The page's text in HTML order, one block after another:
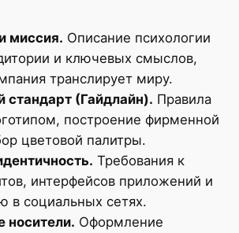
миссия. Описание психологии
и ключевых смыслов,
транслирует миру.
стандарт (Гайдлайн). Правила
построение фирменной
цветовой палитры.
Требования к
интерфейсов приложений и
в социальных сетях.
носители. Оформление